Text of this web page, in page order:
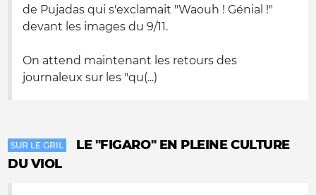
de Pujadas qui s'exclamait "Waouh ! Génial !"
devant les images du 9/11.
On attend maintenant les retours des
journaleux sur les "qu(...)
SUR LE GRIL
LE "FIGARO" EN PLEINE CULTURE
DU VIOL